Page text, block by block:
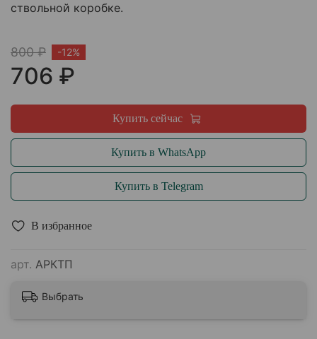
В избранное
арт. АРКТП
ствольной коробке.
800 ₽
706 ₽
-12%
Купить сейчас
Купить в WhatsApp
Купить в Telegram
Выбрать